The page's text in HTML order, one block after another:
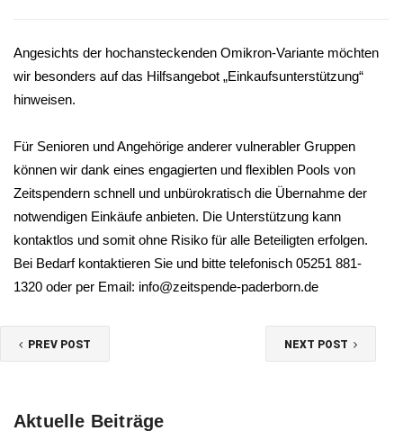
Angesichts der hochansteckenden Omikron-Variante möchten
wir besonders auf das Hilfsangebot „Einkaufsunterstützung“
hinweisen.
Für Senioren und Angehörige anderer vulnerabler Gruppen
können wir dank eines engagierten und flexiblen Pools von
Zeitspendern schnell und unbürokratisch die Übernahme der
notwendigen Einkäufe anbieten. Die Unterstützung kann
kontaktlos und somit ohne Risiko für alle Beteiligten erfolgen.
Bei Bedarf kontaktieren Sie und bitte telefonisch 05251 881-
1320 oder per Email: info@zeitspende-paderborn.de
PREV POST NEXT POST
Aktuelle Beiträge